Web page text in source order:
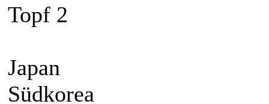
Topf 2
Japan
Südkorea